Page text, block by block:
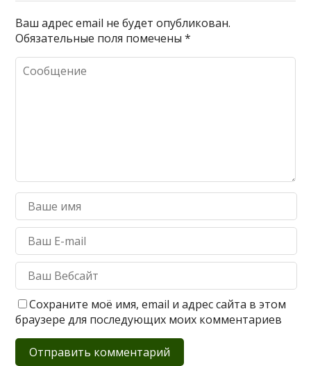
Ваш адрес email не будет опубликован.
Обязательные поля помечены*
Сохраните моё имя, email и адрес сайта в этом
браузере для последующих моих комментариев